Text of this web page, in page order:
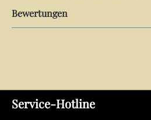
Bewertungen
Service-Hotline